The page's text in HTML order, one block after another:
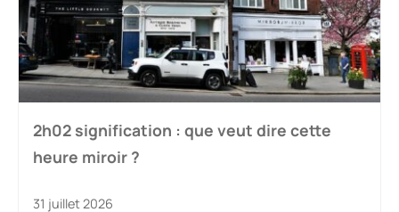
2h02 signification : que veut dire cette
heure miroir ?
31 juillet 2026